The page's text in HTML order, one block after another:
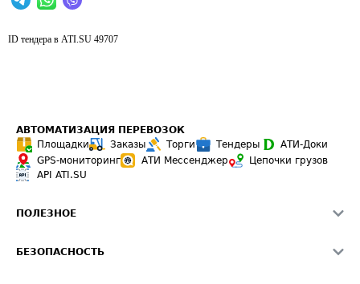
ID тендера в ATI.SU 49707
АВТОМАТИЗАЦИЯ ПЕРЕВОЗОК
Площадки
Заказы Торги Тендеры
АТИ-Доки
GPS-мониторинг
АТИ Мессенджер
Цепочки грузов
API ATI.SU
ПОЛЕЗНОЕ
БЕЗОПАСНОСТЬ